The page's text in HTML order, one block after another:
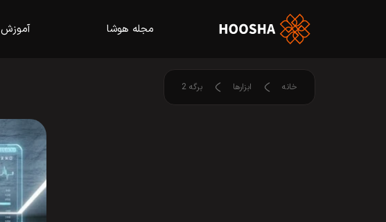
مجله هوشا آموزش
خانه ابزارها برگه 2